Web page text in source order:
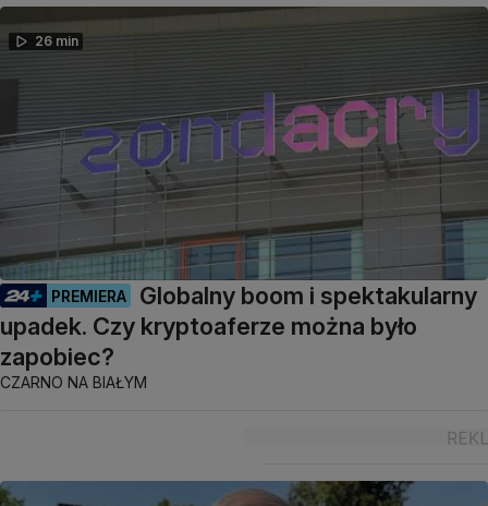
26 min
PREMIERA
Globalny boom i spektakularny
upadek. Czy kryptoaferze można było
zapobiec?
CZARNO NA BIAŁYM